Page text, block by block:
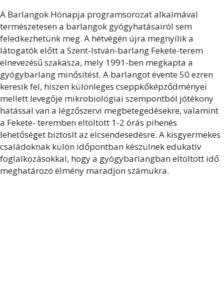
A Barlangok Hónapja programsorozat alkalmával
természetesen a barlangok gyógyhatásairól sem
feledkezhetünk meg. A hétvégén újra megnyílik a
látogatók előtt a Szent-István-barlang Fekete-terem
elnevezésű szakasza, mely 1991-ben megkapta a
gyógybarlang minősítést. A barlangot évente 50 ezren
keresik fel, hiszen különleges cseppkőképződményei
mellett levegője mikrobiológiai szempontból jótékony
hatással van a légzőszervi megbetegedésekre, valamint
a Fekete- teremben eltöltött 1-2 órás pihenés
lehetőséget biztosít az elcsendesedésre. A kisgyermekes
családoknak külön időpontban készülnek edukatív
foglalkozásokkal, hogy a gyógybarlangban eltöltött idő
meghatározó élmény maradjon számukra.